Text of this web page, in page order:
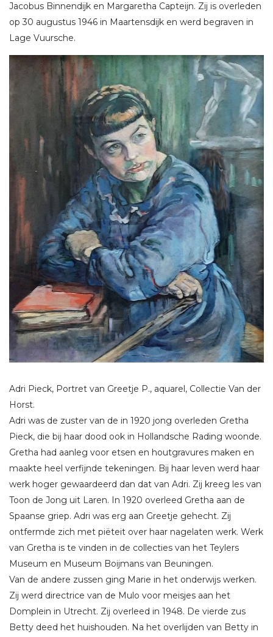
Jacobus Binnendijk en Margaretha Capteijn. Zij is overleden
op 30 augustus 1946 in Maartensdijk en werd begraven in
Lage Vuursche.
Adri Pieck, Portret van Greetje P., aquarel, Collectie Van der
Horst.
Adri was de zuster van de in 1920 jong overleden Gretha
Pieck, die bij haar dood ook in Hollandsche Rading woonde.
Gretha had aanleg voor etsen en houtgravures maken en
maakte heel verfijnde tekeningen. Bij haar leven werd haar
werk hoger gewaardeerd dan dat van Adri. Zij kreeg les van
Toon de Jong uit Laren. In 1920 overleed Gretha aan de
Spaanse griep. Adri was erg aan Greetje gehecht. Zij
ontfermde zich met piëteit over haar nagelaten werk. Werk
van Gretha is te vinden in de collecties van het Teylers
Museum en Museum Boijmans van Beuningen.
Van de andere zussen ging Marie in het onderwijs werken.
Zij werd directrice van de Mulo voor meisjes aan het
Domplein in Utrecht. Zij overleed in 1948. De vierde zus
Betty deed het huishouden. Na het overlijden van Betty in